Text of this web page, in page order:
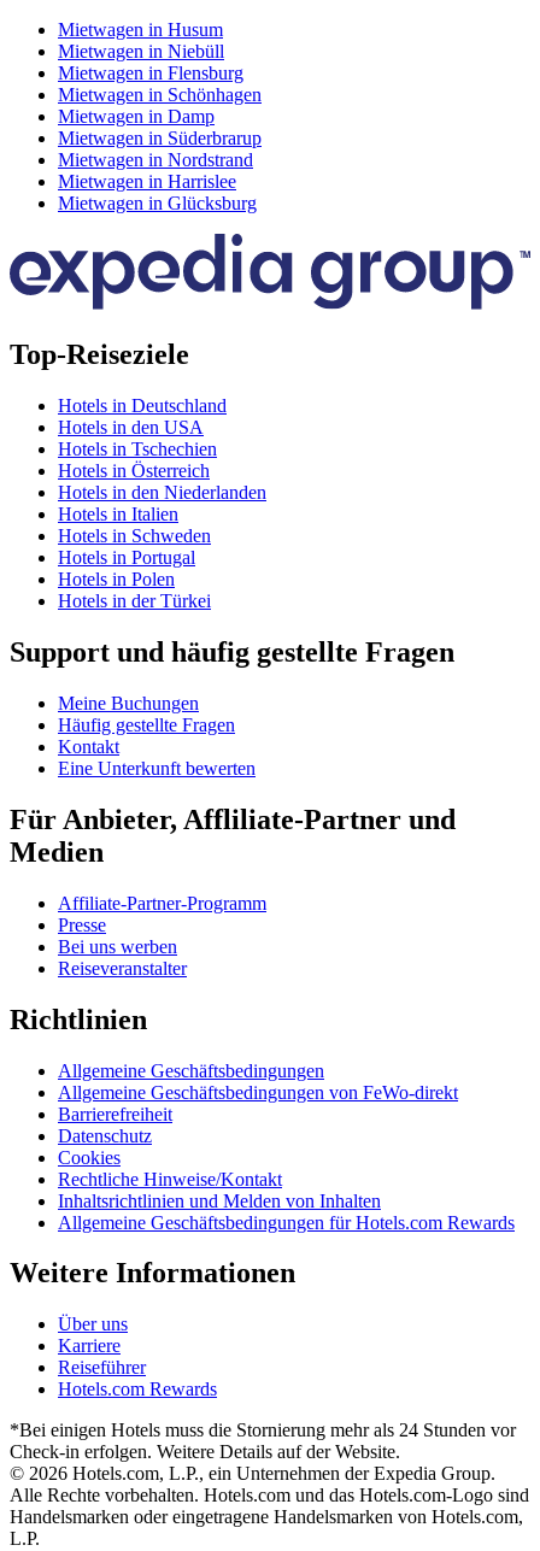
Mietwagen in Husum
Mietwagen in Niebüll
Mietwagen in Flensburg
Mietwagen in Schönhagen
Mietwagen in Damp
Mietwagen in Süderbrarup
Mietwagen in Nordstrand
Mietwagen in Harrislee
Mietwagen in Glücksburg
Top-Reiseziele
Hotels in Deutschland
Hotels in den USA
Hotels in Tschechien
Hotels in Österreich
Hotels in den Niederlanden
Hotels in Italien
Hotels in Schweden
Hotels in Portugal
Hotels in Polen
Hotels in der Türkei
Support und häufig gestellte Fragen
Meine Buchungen
Häufig gestellte Fragen
Kontakt
Eine Unterkunft bewerten
Für Anbieter, Affliliate-Partner und
Medien
Affiliate-Partner-Programm
Presse
Bei uns werben
Reiseveranstalter
Richtlinien
Allgemeine Geschäftsbedingungen
Allgemeine Geschäftsbedingungen von FeWo-direkt
Barrierefreiheit
Datenschutz
Cookies
Rechtliche Hinweise/Kontakt
Inhaltsrichtlinien und Melden von Inhalten
Allgemeine Geschäftsbedingungen für Hotels.com Rewards
Weitere Informationen
Über uns
Karriere
Reiseführer
Hotels.com Rewards
*Bei einigen Hotels muss die Stornierung mehr als 24 Stunden vor
Check-in erfolgen. Weitere Details auf der Website.
© 2026 Hotels.com, L.P., ein Unternehmen der Expedia Group.
Alle Rechte vorbehalten. Hotels.com und das Hotels.com-Logo sind
Handelsmarken oder eingetragene Handelsmarken von Hotels.com,
L.P.